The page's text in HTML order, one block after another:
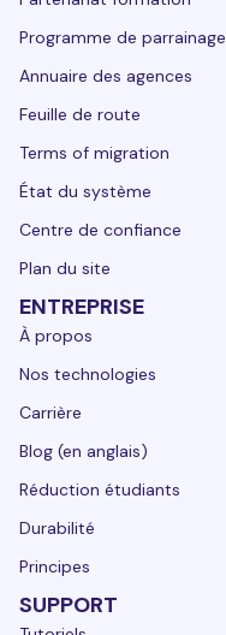
Programme de parrainage
Annuaire des agences
Feuille de route
Terms of migration
État du système
Centre de confiance
Plan du site
ENTREPRISE
À propos
Nos technologies
Carrière
Blog (en anglais)
Réduction étudiants
Durabilité
Principes
SUPPORT